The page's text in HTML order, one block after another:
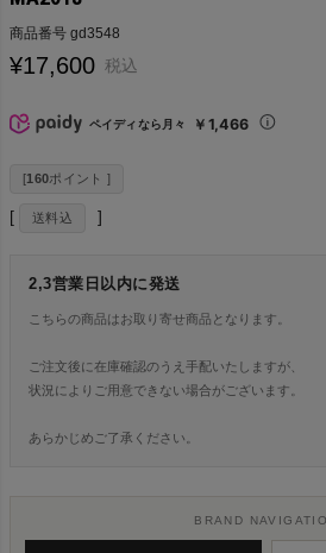
商品番号 gd3548
¥17,600 税込
ペイディなら月々 ￥1,466
[160ポイント ]
送料込
2,3営業日以内に発送
こちらの商品はお取り寄せ商品となります。
ご注文後に在庫確認のうえ手配いたしますが、
状況によりご用意できない場合がございます。
あらかじめご了承ください。
BRAND